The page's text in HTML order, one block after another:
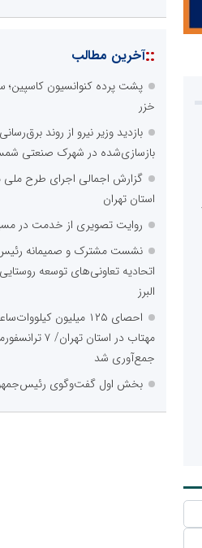
::آخرین مطالب
پشت پرده کنوانسیون کاسپین؛
خزر
بازدید وزیر نیرو از روند
بازسازی‌شده در شهرک صنعتی
استان تهران
روایت تصویری از خدمت در
نشست مشترک و صمیمانه رئیس
اتحادیه تعاونی‌های توسعه
البرز
احصای ۱۲۵ میلیون
مهتاب در استان
جمع‌آوری شد
بخش اول گفت‌وگوی